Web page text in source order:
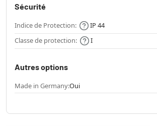
Sécurité
Indice de Protection:
IP 44
Classe de protection:
I
Autres options
Made in Germany:Oui